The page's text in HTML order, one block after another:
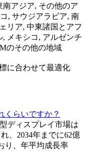
南アジア, その他のア
, サウジアラビア, 南
リア, 中東諸国とアフ
メキシコ, アルゼンチ
のその他の地域
に合わせて最適化
くらいですか？
ディスプレイ市場は
、2034年までに62億
り、年平均成長率